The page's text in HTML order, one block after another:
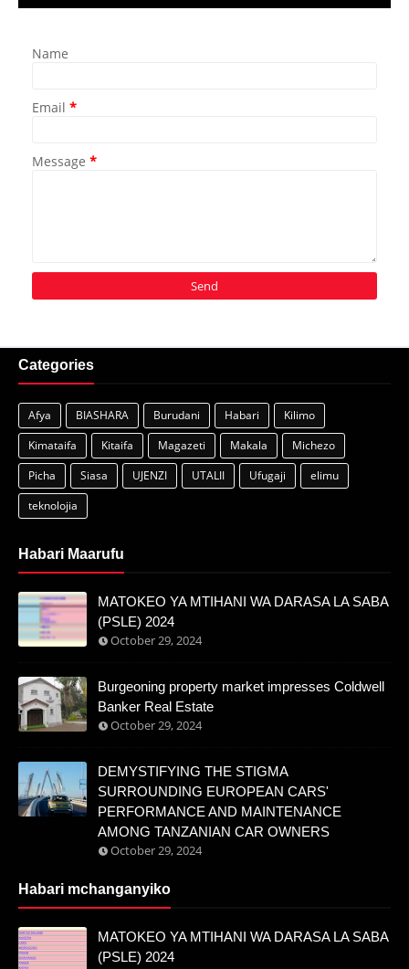
Name
Email *
Message *
Categories
Afya BIASHARA Burudani Habari
Kilimo
Kimataifa
Kitaifa Magazeti Makala
Michezo
Picha
Siasa UJENZI UTALII Ufugaji
elimu
teknolojia
Habari Maarufu
MATOKEO YA MTIHANI WA DARASA LA SABA
(PSLE) 2024
October 29, 2024
Burgeoning property market impresses Coldwell
Banker Real Estate
October 29, 2024
DEMYSTIFYING THE STIGMA
SURROUNDING EUROPEAN CARS'
PERFORMANCE AND MAINTENANCE
AMONG TANZANIAN CAR OWNERS
October 29, 2024
Habari mchanganyiko
MATOKEO YA MTIHANI WA DARASA LA SABA
(PSLE) 2024